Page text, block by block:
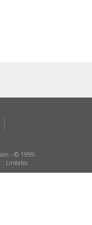
- © 1999-
: Linéales